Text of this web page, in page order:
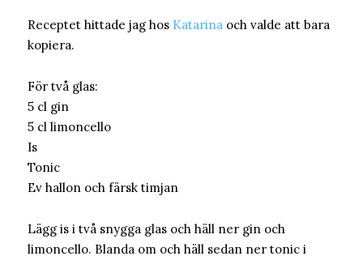
Receptet hittade jag hos Katarina och valde att bara
kopiera.
För två glas:
5 cl gin
5 cl limoncello
Is
Tonic
Ev hallon och färsk timjan
Lägg is i två snygga glas och häll ner gin och
limoncello. Blanda om och häll sedan ner tonic i